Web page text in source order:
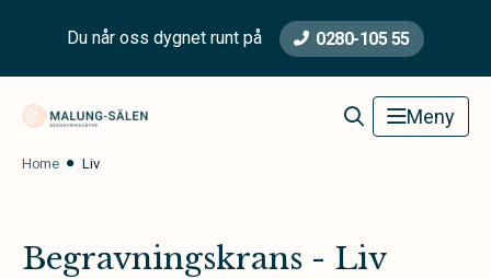
Du når oss dygnet runt på 0280-105 55
Malung-Sälen Begravningsbyrå Meny
Home Liv
Begravningskrans - Liv